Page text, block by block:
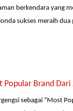
berkendara yang
sukses meraih dua
Popular Brand Dari
sebagai “Most